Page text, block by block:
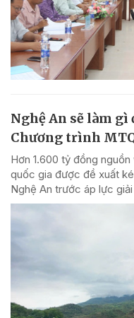
Nghệ An sẽ làm gì
Chương trình
Hơn 1.600 tỷ đồng
quốc gia được đề xuất
Nghệ An trước áp lực